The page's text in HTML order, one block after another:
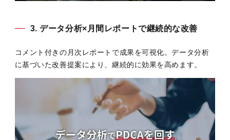
3. データ分析×月間レポートで継続的な改善
コメント付きの月次レポートで成果を可視化。データ分析
に基づいた改善提案により、継続的に効果を高めます。